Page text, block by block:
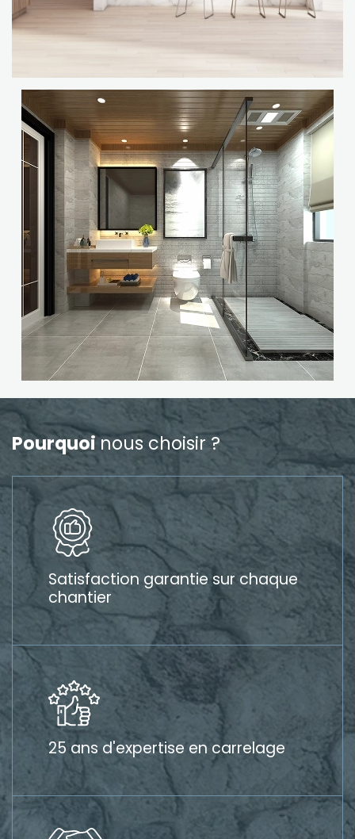
Pourquoinous choisir ?
Satisfaction garantie sur chaque
chantier
25 ans d'expertise en carrelage